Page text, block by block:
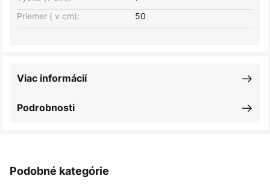
Priemer ( v cm):
50
Podrobnosti
Viac informácií
Podobné kategórie